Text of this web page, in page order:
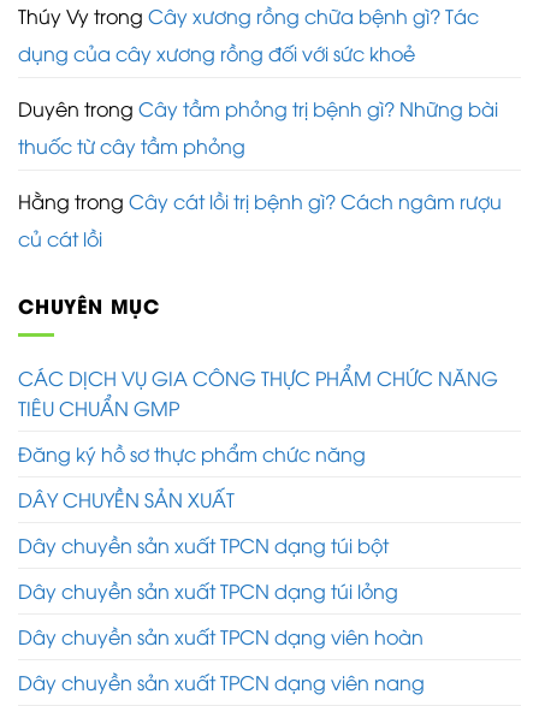
Thúy Vytrong Cây xương rồng chữa bệnh gì? Tác
dụng của cây xương rồng đối với sức khoẻ
Duyên trong Cây tầm phỏng trị bệnh gì? Những bài
thuốc từ cây tầm phỏng
Hằng trong Cây cát lồi trị bệnh gì? Cách ngâm rượu
củ cát lồi
CHUYÊN MỤC
CÁC DỊCH VỤ GIA CÔNG THỰC PHẨM CHỨC NĂNG
TIÊU CHUẨN GMP
Đăng ký hồ sơ thực phẩm chức năng
DÂY CHUYỀN SẢN XUẤT
Dây chuyền sản xuất TPCN dạng túi bột
Dây chuyền sản xuất TPCN dạng túi lỏng
Dây chuyền sản xuất TPCN dạng viên hoàn
Dây chuyền sản xuất TPCN dạng viên nang